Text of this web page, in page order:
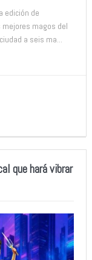
edición de
mejores magos del
a seis ma...
que hará vibrar